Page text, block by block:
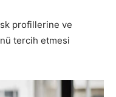
profillerine ve
tercih etmesi